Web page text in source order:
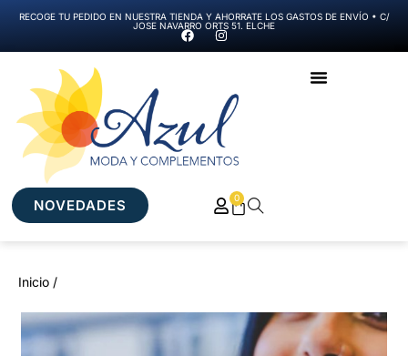
RECOGE TU PEDIDO EN NUESTRA TIENDA Y AHORRATE LOS GASTOS DE ENVÍO • C/
JOSE NAVARRO ORTS 51. ELCHE
NOVEDADES 0
Inicio /